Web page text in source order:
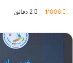
1٬006